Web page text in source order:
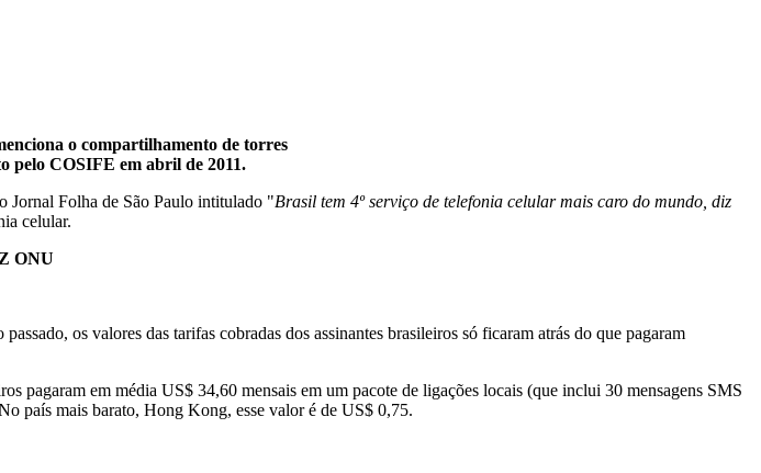
o compartilhamento de torres
pelo COSIFE em abril de 2011.
Jornal Folha de São Paulo intitulado "Brasil tem 4º serviço de telefonia celular mais caro do mundo, diz
celular.
ONU
os valores das tarifas cobradas dos assinantes brasileiros só ficaram atrás do que pagaram
pagaram em média US$ 34,60 mensais em um pacote de ligações locais (que inclui 30 mensagens SMS
país mais barato, Hong Kong, esse valor é de US$ 0,75.